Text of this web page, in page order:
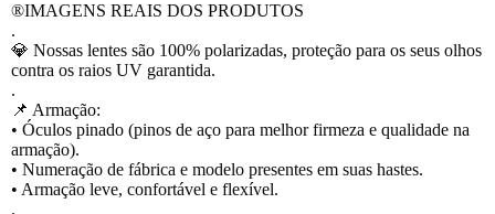
®️IMAGENS REAIS DOS PRODUTOS
.
💎 Nossas lentes são 100% polarizadas, proteção para os seus olhos
contra os raios UV garantida.
.
📌 Armação:
• Óculos pinado (pinos de aço para melhor firmeza e qualidade na
armação).
• Numeração de fábrica e modelo presentes em suas hastes.
• Armação leve, confortável e flexível.
.